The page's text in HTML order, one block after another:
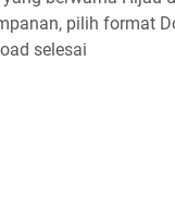
pilih format
selesai